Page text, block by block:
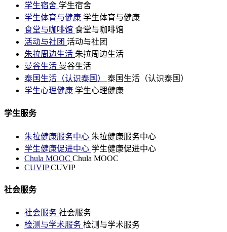
学生宿舍 学生宿舍
学生体育与健康 学生体育与健康
食堂与咖啡馆 食堂与咖啡馆
活动与社团 活动与社团
朱拉周边生活 朱拉周边生活
曼谷生活 曼谷生活
泰国生活（认识泰国） 泰国生活（认识泰国）
学生心理健康 学生心理健康
学生服务
朱拉健康服务中心 朱拉健康服务中心
学生健康促进中心 学生健康促进中心
Chula MOOC Chula MOOC
CUVIPCUVIP
社会服务
社会服务 社会服务
检测与学术服务 检测与学术服务